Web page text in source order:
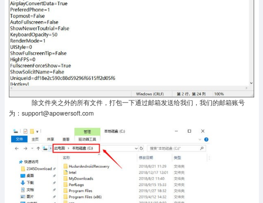
除文件夹之外的所有文件，打包一下通过邮箱发送给我们，我们的邮箱账号
为：support@apowersoft.com